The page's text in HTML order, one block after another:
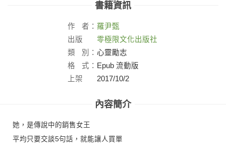
書籍資訊
作 者： 羅尹甄
出版
社：
零極限文化出版社
類
別： 心靈勵志
格
式： Epub 流動版
上架
2017/10/2
內容簡介
她，是傳說中的銷售女王
平均只要交談5句話，就能讓人買單